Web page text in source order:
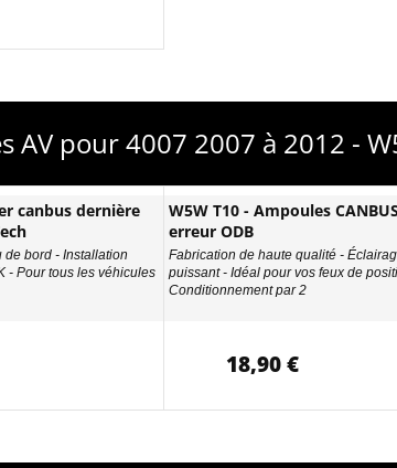
AV pour 4007 2007 à 2012 -
canbus dernière
de bord - Installation
- Pour tous les véhicules
W5W T10 - Ampoules
erreur ODB
Fabrication de haute qualité -
puissant - Idéal pour vos feux de
Conditionnement par 2
18,90 €